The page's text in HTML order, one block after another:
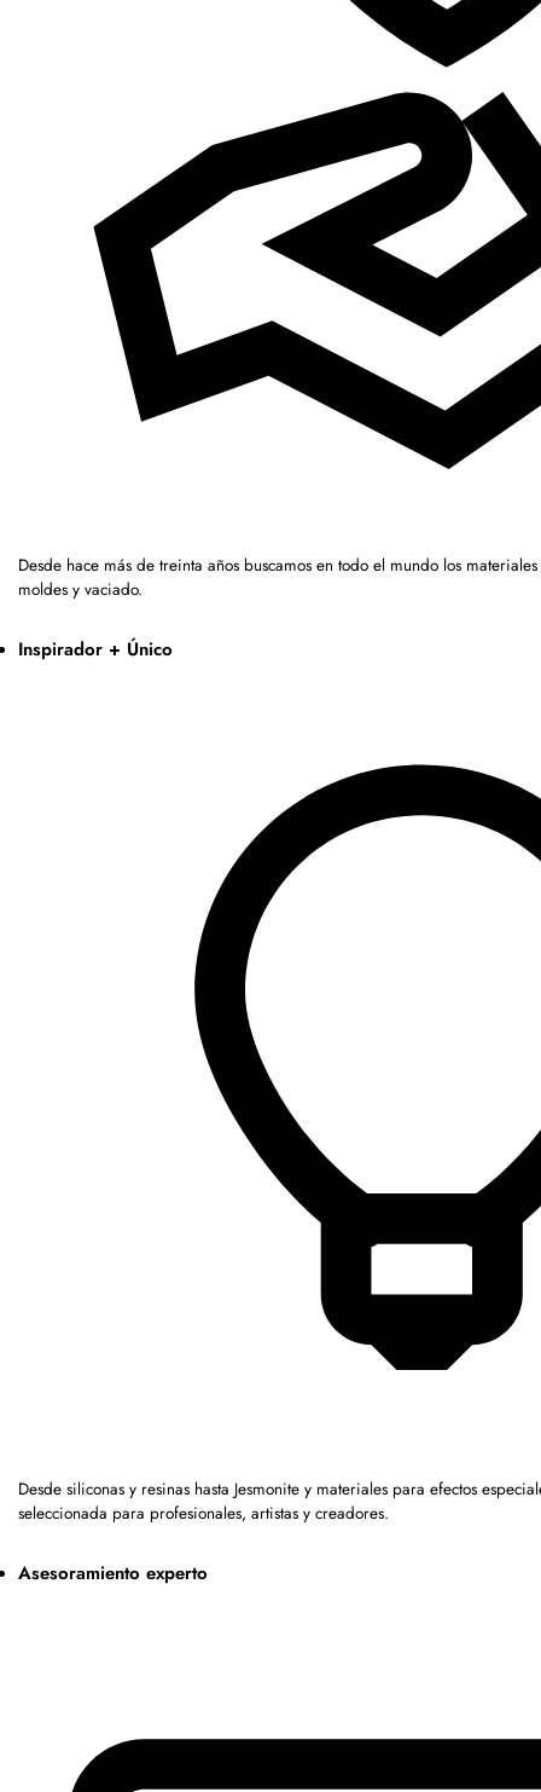
Desde hace más de treinta años buscamos en todo el mundo los
moldes y vaciado.
Inspirador + Único
Desde siliconas y resinas hasta Jesmonite y materiales para efectos
seleccionada para profesionales, artistas y creadores.
Asesoramiento experto